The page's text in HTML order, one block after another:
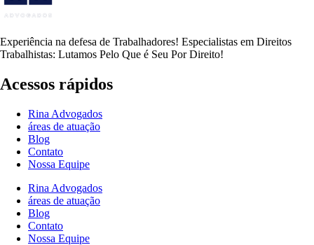
Experiência na defesa de Trabalhadores! Especialistas em Direitos
Trabalhistas: Lutamos Pelo Que é Seu Por Direito!
Acessos rápidos
Rina Advogados
áreas de atuação
Blog
Contato
Nossa Equipe
Rina Advogados
áreas de atuação
Blog
Contato
Nossa Equipe